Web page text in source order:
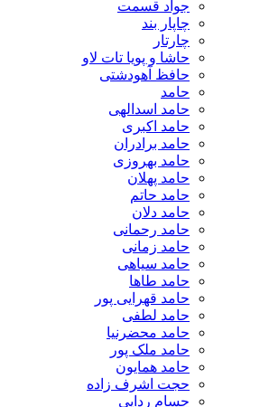
جواد قسمت
چاپار بند
چارتار
حاشا و پویا تات لاو
حافظ آهودشتی
حامد
حامد اسدالهی
حامد اکبری
حامد برادران
حامد بهروزی
حامد پهلان
حامد حاتم
حامد دلان
حامد رحمانی
حامد زمانی
حامد سیاهی
حامد طاها
حامد قهرایی پور
حامد لطفی
حامد محضرنیا
حامد ملک پور
حامد همایون
حجت اشرف زاده
حسام ردایی